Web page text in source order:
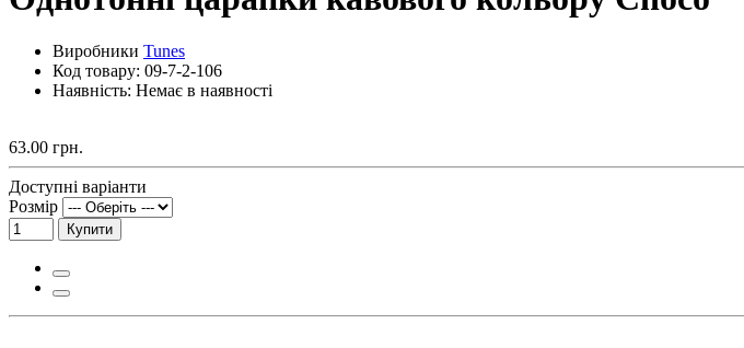
Виробники Tunes
Код товару: 09-7-2-106
Наявність: Немає в наявності
63.00 грн.
Доступні варіанти
Розмір
Купити